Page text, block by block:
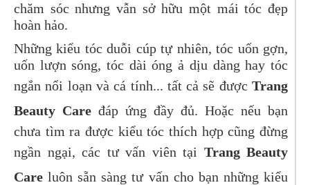
chăm sóc nhưng vẫn sở hữu một mái tóc đẹp
hoàn hảo.
Những kiểu tóc duỗi cúp tự nhiên, tóc uốn gợn,
uốn lượn sóng, tóc dài óng ả dịu dàng hay tóc
ngắn nổi loạn và cá tính... tất cả sẽ được Trang
Beauty Care đáp ứng đầy đủ. Hoặc nếu bạn
chưa tìm ra được kiểu tóc thích hợp cũng đừng
ngần ngại, các tư vấn viên tại Trang Beauty
Careluôn sẵn sàng tư vấn cho bạn những kiểu